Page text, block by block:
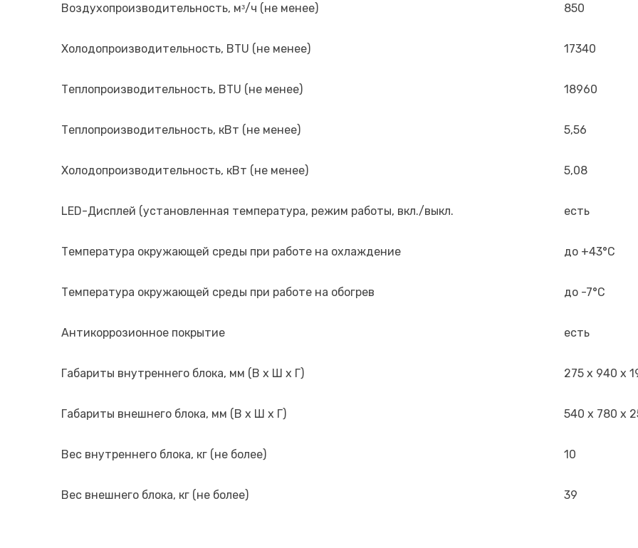
Воздухопроизводительность, мᵌ/ч (не менее) 850
Холодопроизводительность, BTU (не менее) 17340
Теплопроизводительность, BTU (не менее) 18960
Теплопроизводительность, кВт (не менее) 5,56
Холодопроизводительность, кВт (не менее) 5,08
LED-Дисплей (установленная температура, режим работы, вкл./выкл. есть
Температура окружающей среды при работе на охлаждение до +43°С
Температура окружающей среды при работе на обогрев до -7°С
Антикоррозионное покрытие есть
Габариты внутреннего блока, мм (В х Ш х Г) 275 x 940 x
Габариты внешнего блока, мм (В х Ш х Г) 540 x 780 x
Вес внутреннего блока, кг (не более) 10
Вес внешнего блока, кг (не более) 39